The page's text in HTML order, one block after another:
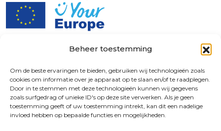
Beheer toestemming
Om de beste ervaringen te bieden, gebruiken wij technologieën zoals
cookies om informatie over je apparaat op te slaan en/of te raadplegen.
Door in te stemmen met deze technologieën kunnen wij gegevens
zoals surfgedrag of unieke ID's op deze site verwerken. Als je geen
toestemming geeft of uw toestemming intrekt, kan dit een nadelige
invloed hebben op bepaalde functies en mogelijkheden.
Rosendaalselaan 30
6891 DG
Rozendaal - The Netherlands